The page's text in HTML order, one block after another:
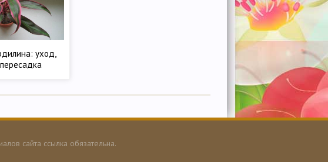
уход,
сайта ссылка обязательна.